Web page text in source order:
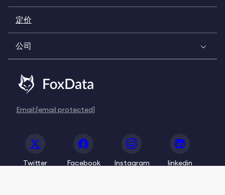
定价
公司
Email:[email protected]
Twitter Facebook Instagram linkedin